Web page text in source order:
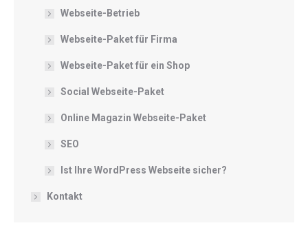
Webseite-Betrieb
Webseite-Paket für Firma
Webseite-Paket für ein Shop
Social Webseite-Paket
Online Magazin Webseite-Paket
SEO
Ist Ihre WordPress Webseite sicher?
Kontakt